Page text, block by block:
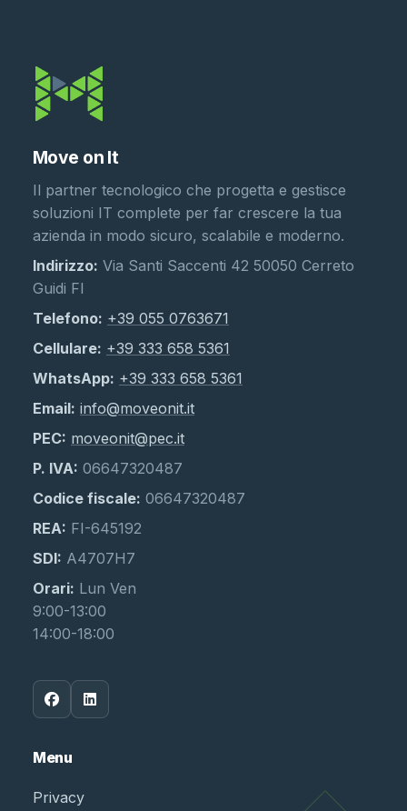
Move on It
Il partner tecnologico che progetta e gestisce
soluzioni IT complete per far crescere la tua
azienda in modo sicuro, scalabile e moderno.
Indirizzo: Via Santi Saccenti 42 50050 Cerreto
Guidi FI
Telefono: +39 055 0763671
Cellulare: +39 333 658 5361
WhatsApp: +39 333 658 5361
Email: info@moveonit.it
PEC: moveonit@pec.it
P. IVA: 06647320487
Codice fiscale: 06647320487
REA: FI-645192
SDI: A4707H7
Orari: Lun Ven
9:00-13:00
14:00-18:00
Menu
Privacy